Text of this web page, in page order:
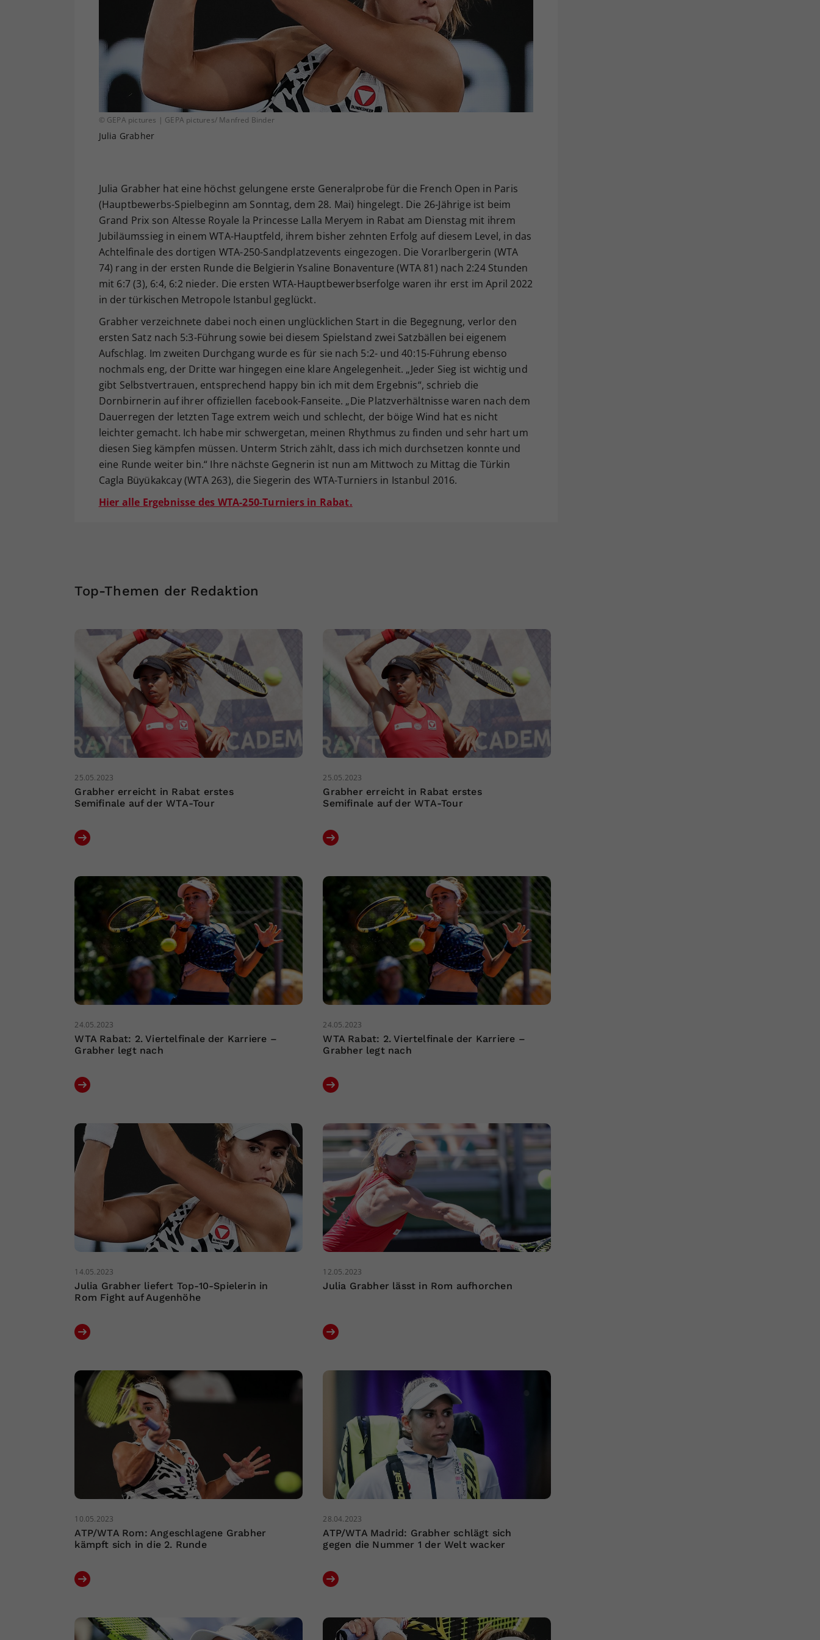
© GEPA pictures | GEPA pictures/ Manfred Binder
Julia Grabher
Julia Grabher hat eine höchst gelungene erste Generalprobe für die French Open in Paris
(Hauptbewerbs-Spielbeginn am Sonntag, dem 28. Mai) hingelegt. Die 26-Jährige ist beim
Grand Prix son Altesse Royale la Princesse Lalla Meryem in Rabat am Dienstag mit ihrem
Jubiläumssieg in einem WTA-Hauptfeld, ihrem bisher zehnten Erfolg auf diesem Level, in das
Achtelfinale des dortigen WTA-250-Sandplatzevents eingezogen. Die Vorarlbergerin (WTA
74) rang in der ersten Runde die Belgierin Ysaline Bonaventure (WTA 81) nach 2:24 Stunden
mit 6:7 (3), 6:4, 6:2 nieder. Die ersten WTA-Hauptbewerbserfolge waren ihr erst im April 2022
in der türkischen Metropole Istanbul geglückt.
Grabher verzeichnete dabei noch einen unglücklichen Start in die Begegnung, verlor den
ersten Satz nach 5:3-Führung sowie bei diesem Spielstand zwei Satzbällen bei eigenem
Aufschlag. Im zweiten Durchgang wurde es für sie nach 5:2- und 40:15-Führung ebenso
nochmals eng, der Dritte war hingegen eine klare Angelegenheit. „Jeder Sieg ist wichtig und
gibt Selbstvertrauen, entsprechend happy bin ich mit dem Ergebnis“, schrieb die
Dornbirnerin auf ihrer offiziellen facebook-Fanseite. „Die Platzverhältnisse waren nach dem
Dauerregen der letzten Tage extrem weich und schlecht, der böige Wind hat es nicht
leichter gemacht. Ich habe mir schwergetan, meinen Rhythmus zu finden und sehr hart um
diesen Sieg kämpfen müssen. Unterm Strich zählt, dass ich mich durchsetzen konnte und
eine Runde weiter bin.“ Ihre nächste Gegnerin ist nun am Mittwoch zu Mittag die Türkin
Cagla Büyükakcay (WTA 263), die Siegerin des WTA-Turniers in Istanbul 2016.
Hier alle Ergebnisse des WTA-250-Turniers in Rabat.
Top-Themen der Redaktion
25.05.2023
Grabher erreicht in Rabat erstes
Semifinale auf der WTA-Tour
25.05.2023
Grabher erreicht in Rabat erstes
Semifinale auf der WTA-Tour
24.05.2023
WTA Rabat: 2. Viertelfinale der Karriere –
Grabher legt nach
24.05.2023
WTA Rabat: 2. Viertelfinale der Karriere –
Grabher legt nach
14.05.2023
Julia Grabher liefert Top-10-Spielerin in
Rom Fight auf Augenhöhe
12.05.2023
Julia Grabher lässt in Rom aufhorchen
10.05.2023
ATP/WTA Rom: Angeschlagene Grabher
kämpft sich in die 2. Runde
28.04.2023
ATP/WTA Madrid: Grabher schlägt sich
gegen die Nummer 1 der Welt wacker
Ihrer vorgenommen Einstellungen, falls der
Webseiten-Betreiber dies eingestellt hat.